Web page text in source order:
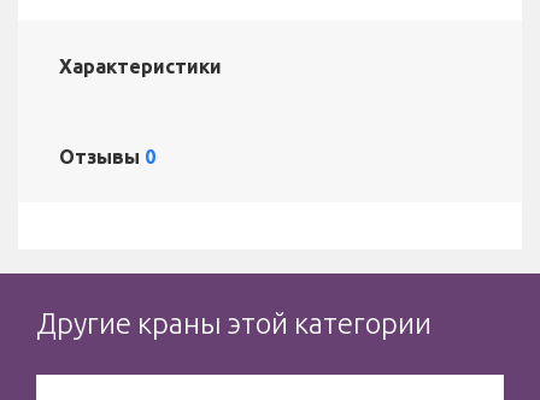
Характеристики
Отзывы 0
Другие краны этой категории